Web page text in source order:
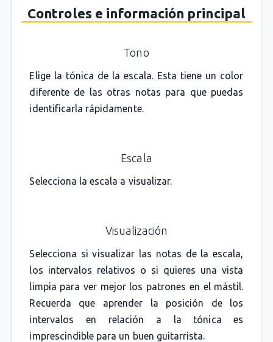
Controles e información principal
Tono
Elige la tónica de la escala. Esta tiene un color
diferente de las otras notas para que puedas
identificarla rápidamente.
Escala
Selecciona la escala a visualizar.
Visualización
Selecciona si visualizar las notas de la escala,
los intervalos relativos o si quieres una vista
limpia para ver mejor los patrones en el mástil.
Recuerda que aprender la posición de los
intervalos en relación a la tónica es
imprescindible para un buen guitarrista.